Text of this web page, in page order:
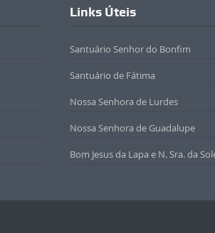
Links Úteis
Santuário Senhor do Bonfim
Santuário de Fátima
Nossa Senhora de Lurdes
Nossa Senhora de Guadalupe
Bom Jesus da Lapa e N. Sra. da